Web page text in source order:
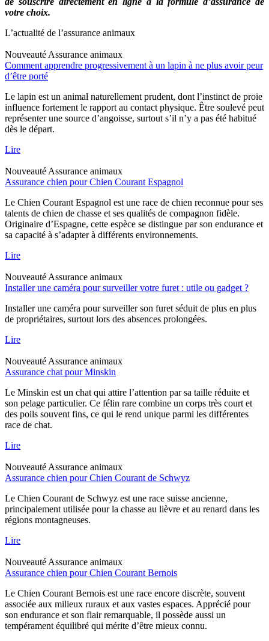
votre choix.
L’actualité de l’assurance animaux
Nouveauté Assurance animaux
Comment apprendre progressivement à un lapin à ne plus avoir peur
d’être porté
Le lapin est un animal naturellement prudent, dont l’instinct de proie
influence fortement le rapport au contact physique. Être soulevé peut
représenter une source d’angoisse, surtout s’il n’y a pas été habitué
dès le départ.
Lire
Nouveauté Assurance animaux
Assurance chien pour Chien Courant Espagnol
Le Chien Courant Espagnol est une race de chien reconnue pour ses
talents de chien de chasse et ses qualités de compagnon fidèle.
Originaire d’Espagne, cette espèce se distingue par son endurance et
sa capacité à s’adapter à différents environnements.
Lire
Nouveauté Assurance animaux
Installer une caméra pour surveiller votre furet : utile ou gadget ?
Installer une caméra pour surveiller son furet séduit de plus en plus
de propriétaires, surtout lors des absences prolongées.
Lire
Nouveauté Assurance animaux
Assurance chat pour Minskin
Le Minskin est un chat qui attire l’attention par sa taille réduite et
son pelage particulier. Ce félin rare combine un corps très court et
des poils souvent fins, ce qui le rend unique parmi les différentes
race de chat.
Lire
Nouveauté Assurance animaux
Assurance chien pour Chien Courant de Schwyz
Le Chien Courant de Schwyz est une race suisse ancienne,
principalement utilisée pour la chasse au lièvre et au renard dans les
régions montagneuses.
Lire
Nouveauté Assurance animaux
Assurance chien pour Chien Courant Bernois
Le Chien Courant Bernois est une race encore discrète, souvent
associée aux milieux ruraux et aux vastes espaces. Apprécié pour
son endurance et son flair remarquable, il possède aussi un
tempérament équilibré qui mérite d’être mieux connu.